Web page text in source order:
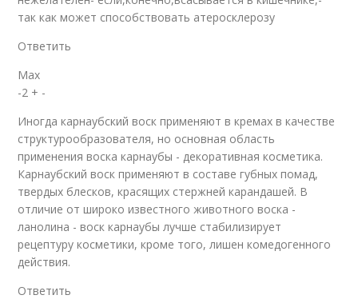
так как может способствовать атеросклерозу
Ответить
Max
-2 + -
Иногда карнаубский воск применяют в кремах в качестве
структурообразователя, но основная область
применения воска карнаубы - декоративная косметика.
Карнаубский воск применяют в составе губных помад,
твердых блесков, красящих стержней карандашей. В
отличие от широко известного животного воска -
ланолина - воск карнаубы лучше стабилизирует
рецептуру косметики, кроме того, лишен комедогенного
действия.
Ответить